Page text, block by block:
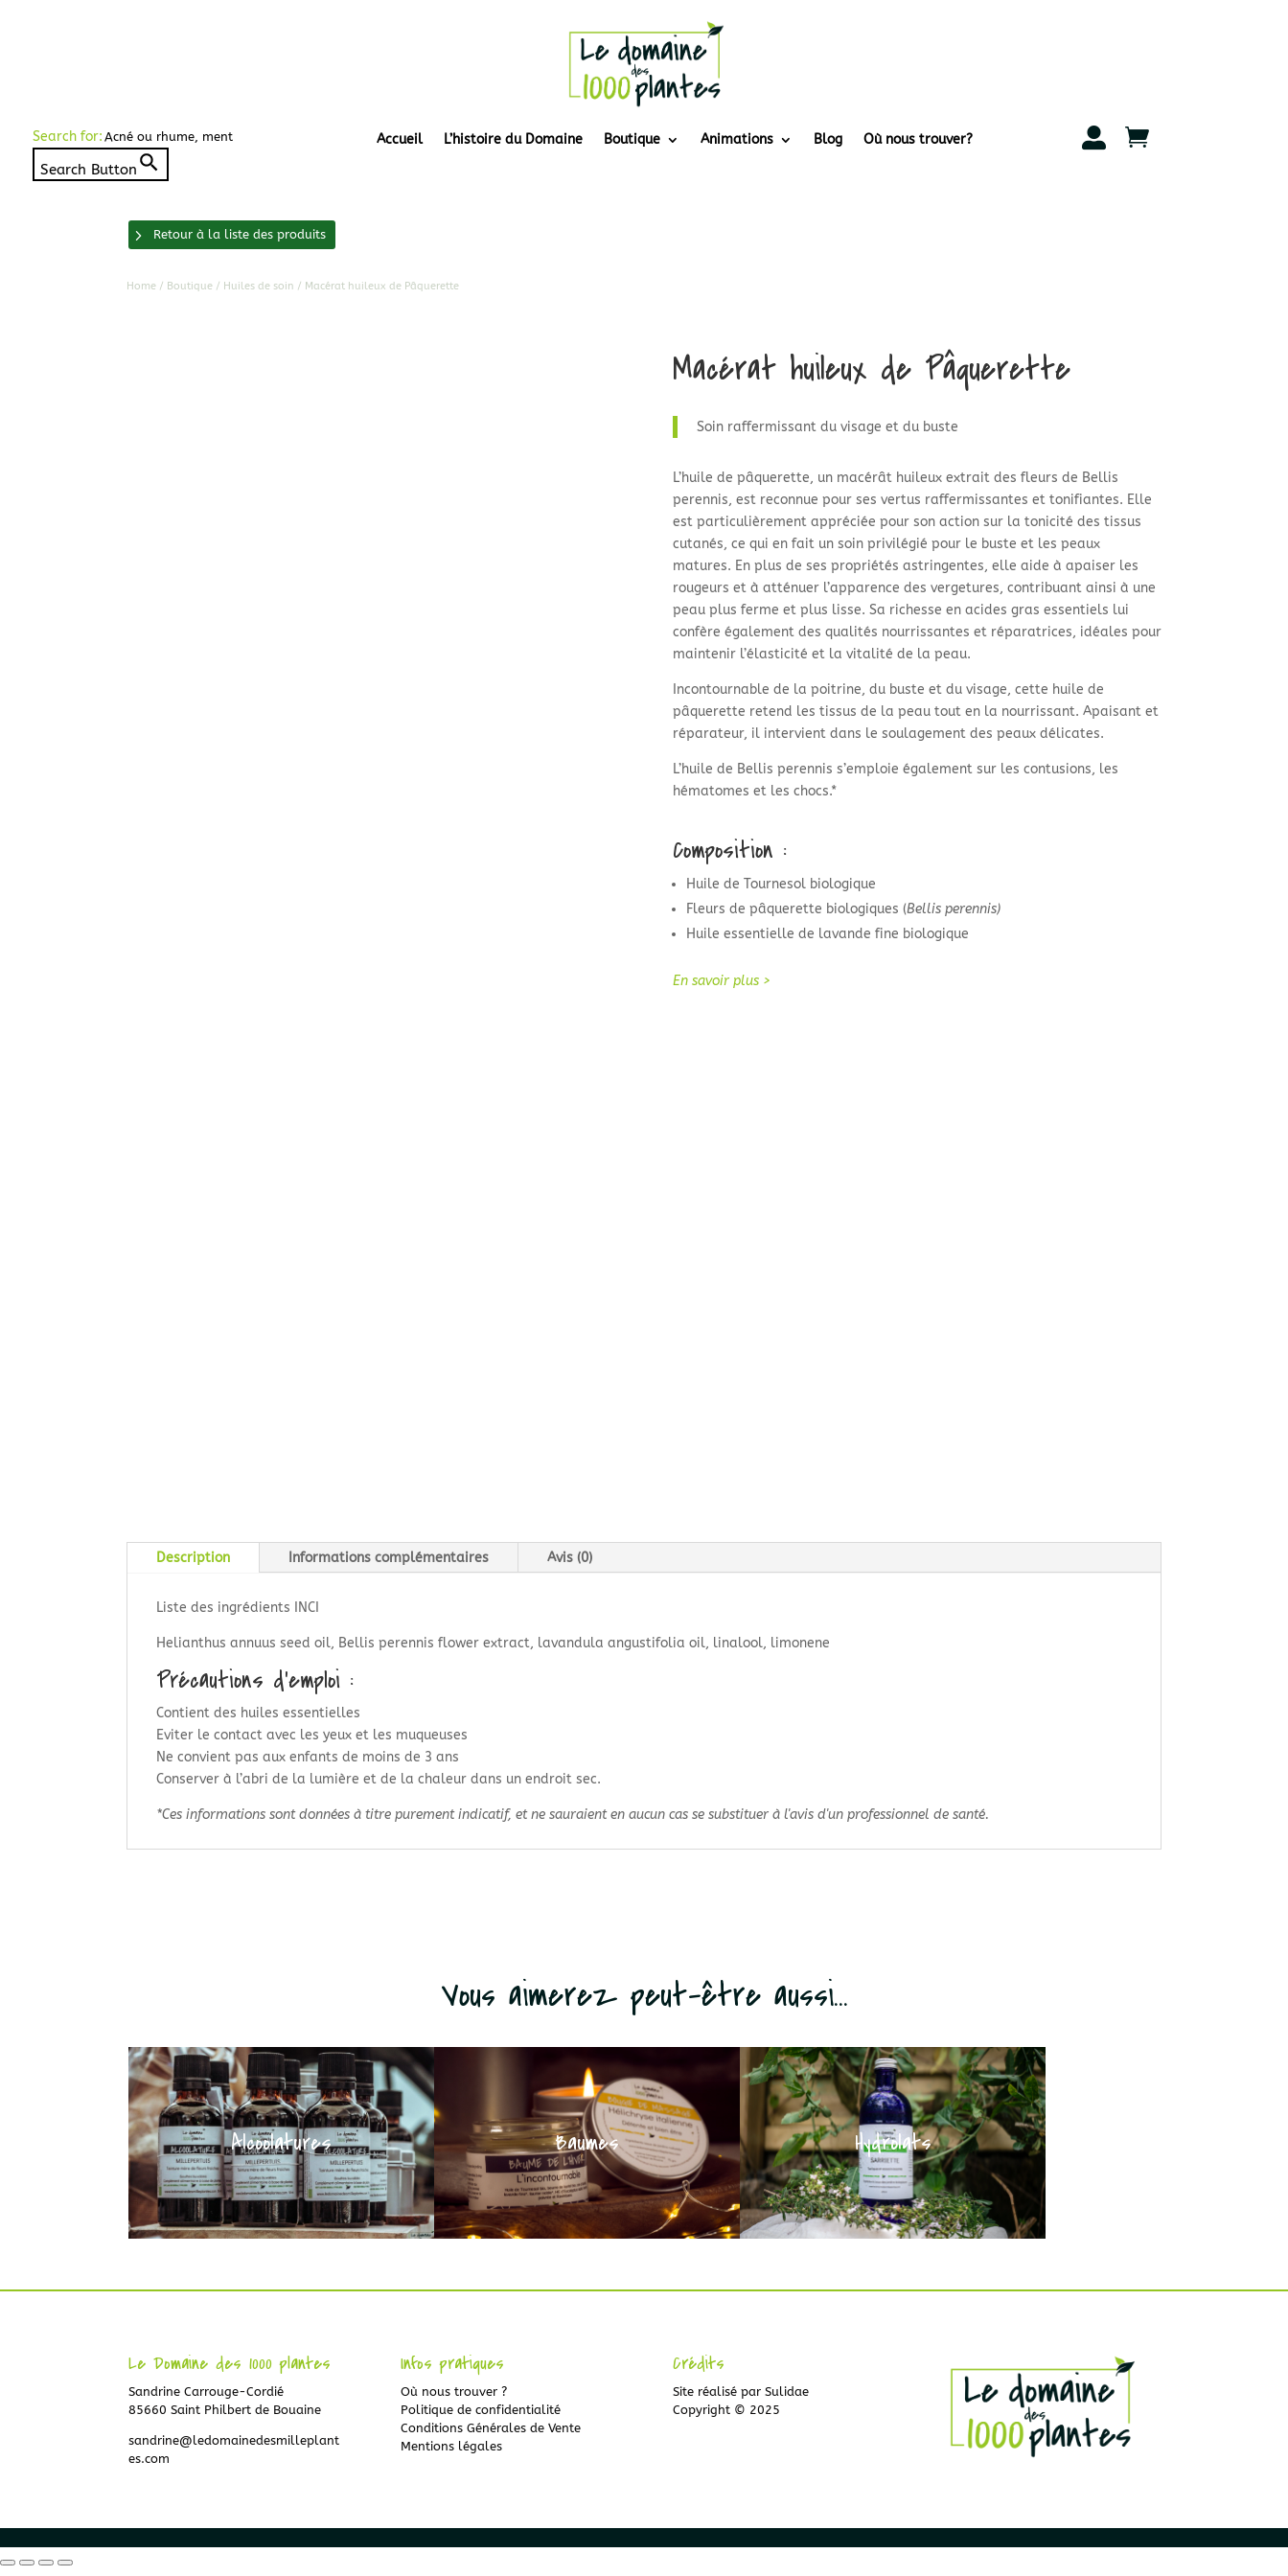
Search for:
Search Button
Accueil L’histoire du Domaine Boutique Animations Blog Où nous trouver?  
Retour à la liste des produits
Home / Boutique / Huiles de soin / Macérat huileux de Pâquerette
Macérat huileux de Pâquerette
Soin raffermissant du visage et du buste
L’huile de pâquerette, un macérât huileux extrait des fleurs de Bellis
perennis, est reconnue pour ses vertus raffermissantes et tonifiantes. Elle
est particulièrement appréciée pour son action sur la tonicité des tissus
cutanés, ce qui en fait un soin privilégié pour le buste et les peaux
matures. En plus de ses propriétés astringentes, elle aide à apaiser les
rougeurs et à atténuer l’apparence des vergetures, contribuant ainsi à une
peau plus ferme et plus lisse. Sa richesse en acides gras essentiels lui
confère également des qualités nourrissantes et réparatrices, idéales pour
maintenir l’élasticité et la vitalité de la peau.
Incontournable de la poitrine, du buste et du visage, cette huile de
pâquerette retend les tissus de la peau tout en la nourrissant. Apaisant et
réparateur, il intervient dans le soulagement des peaux délicates.
L’huile de Bellis perennis s’emploie également sur les contusions, les
hématomes et les chocs.*
Composition :
Huile de Tournesol biologique
Fleurs de pâquerette biologiques (Bellis perennis)
Huile essentielle de lavande fine biologique
En savoir plus >
Description Informations complémentaires Avis (0)
Liste des ingrédients INCI
Helianthus annuus seed oil, Bellis perennis flower extract, lavandula angustifolia oil, linalool, limonene
Précautions d’emploi :
Contient des huiles essentielles
Eviter le contact avec les yeux et les muqueuses
Ne convient pas aux enfants de moins de 3 ans
Conserver à l’abri de la lumière et de la chaleur dans un endroit sec.
*Ces informations sont données à titre purement indicatif, et ne sauraient en aucun cas se substituer à l'avis d'un professionnel de santé.
Vous aimerez peut-être aussi...
Alcoolatures Baumes Hydrolats
Le Domaine des 1000 plantes
Sandrine Carrouge-Cordié
85660 Saint Philbert de Bouaine
sandrine@ledomainedesmilleplant
es.com
Infos pratiques
Où nous trouver ?
Politique de confidentialité
Conditions Générales de Vente
Mentions légales
Crédits
Site réalisé par Sulidae
Copyright © 2025